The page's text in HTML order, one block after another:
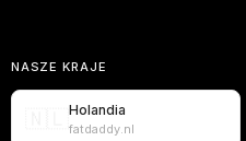
NASZE KRAJE
Holandia
fatdaddy.nl